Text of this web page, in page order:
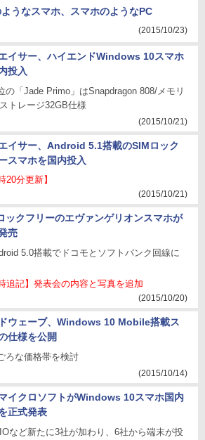
ようなスマホ、スマホのようなPC
(2015/10/23)
イサー、ハイエンドWindows 10スマホ
投入
の「Jade Primo」はSnapdragon 808/メモリ
トレージ32GB仕様
(2015/10/21)
イサー、Android 5.1搭載のSIMロック
スマホを国内投入
20分更新】
(2015/10/21)
ックフリーのエヴァンゲリオンスマホが
売
5.0搭載でドコモとソフトバンク回線に
時追記】発表会の内容と写真を追加
(2015/10/20)
ウェーブ、Windows 10 Mobile搭載ス
仕様を公開
ろな価格帯を検討
(2015/10/14)
イクロソフトがWindows 10スマホ国内
正式発表
など新たに3社が加わり、6社から端末が投